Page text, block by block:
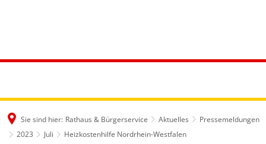
Sie sind hier: Rathaus & Bürgerservice Aktuelles
Pressemeldungen
2023
Juli Heizkostenhilfe Nordrhein-Westfalen